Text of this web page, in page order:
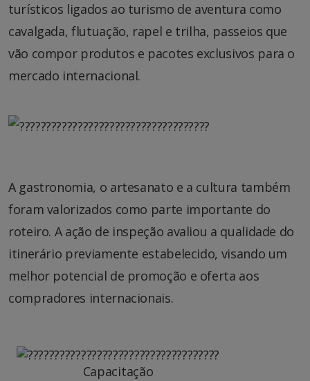
turísticos ligados ao turismo de aventura como
cavalgada, flutuação, rapel e trilha, passeios que
vão compor produtos e pacotes exclusivos para o
mercado internacional.
A gastronomia, o artesanato e a cultura também
foram valorizados como parte importante do
roteiro. A ação de inspeção avaliou a qualidade do
itinerário previamente estabelecido, visando um
melhor potencial de promoção e oferta aos
compradores internacionais.
Capacitação